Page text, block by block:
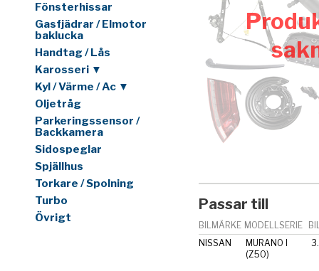
Fönsterhissar
Gasfjädrar / Elmotor
baklucka
Handtag / Lås
Karosseri ▼
Kyl / Värme / Ac ▼
Oljetråg
Parkeringssensor /
Backkamera
Sidospeglar
Spjällhus
Torkare / Spolning
Turbo
Övrigt
Passar till
BILMÄRKE MODELLSERIE
NISSAN
MURANO I
(Z50)